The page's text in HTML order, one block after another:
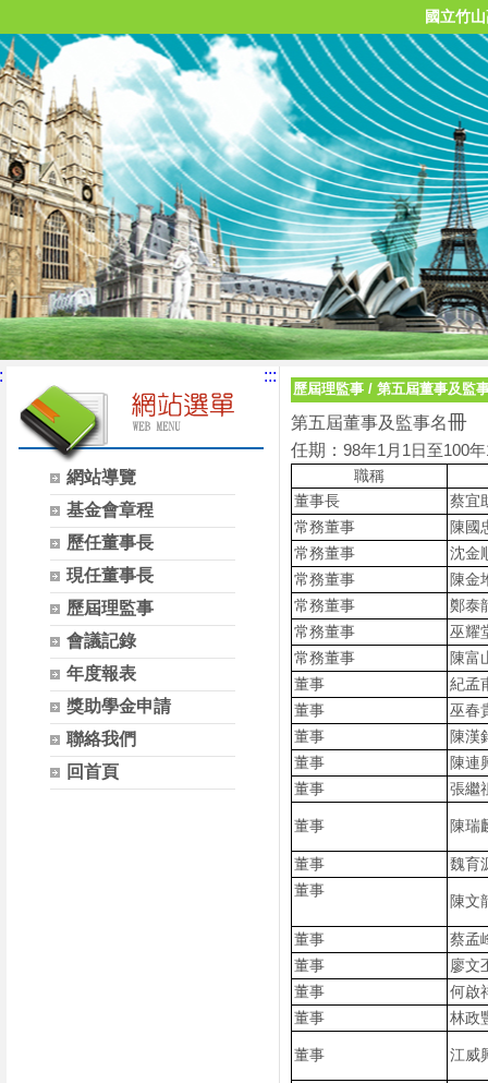
國立竹
網站導覽
基金會章程
歷任董事長
現任董事長
歷屆理監事
會議記錄
年度報表
獎助學金申請
聯絡我們
回首頁
:::
歷屆理監事 / 第五屆董事及監
第五屆董事及監事名冊
任期： 98年1月1日至100
職稱
董事長
蔡宜
常務董事
陳國
常務董事
沈金
常務董事
陳金
常務董事
鄭泰
常務董事
巫耀
常務董事
陳富
董事
紀孟
董事
巫春
董事
陳漢
董事
陳連
董事
張繼
董事 陳瑞
董事
魏育
董事
陳文
董事
蔡孟
董事
廖文
董事
何啟
董事
林政
董事 江威